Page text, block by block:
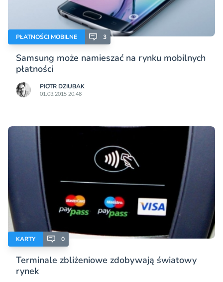
PŁATNOŚCI MOBILNE 3
Samsung może namieszać na rynku mobilnych
płatności
PIOTR DZIUBAK
01.03.2015 20:48
KARTY 0
Terminale zbliżeniowe zdobywają światowy
rynek